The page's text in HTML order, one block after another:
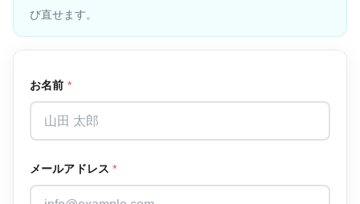
び直せます。
お名前 *
メールアドレス*